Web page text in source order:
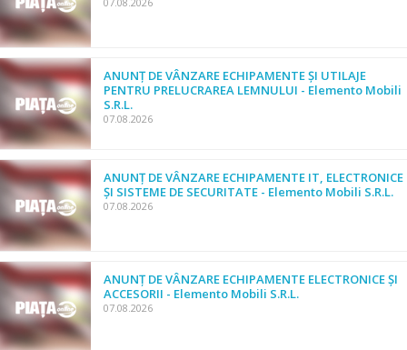
ANUNȚ DE VÂNZARE ECHIPAMENTE ȘI UTILAJE
PENTRU PRELUCRAREA LEMNULUI - Elemento Mobili
S.R.L.
07.08.2026
ANUNȚ DE VÂNZARE ECHIPAMENTE IT, ELECTRONICE
ȘI SISTEME DE SECURITATE - Elemento Mobili S.R.L.
07.08.2026
ANUNȚ DE VÂNZARE ECHIPAMENTE ELECTRONICE ȘI
ACCESORII - Elemento Mobili S.R.L.
07.08.2026